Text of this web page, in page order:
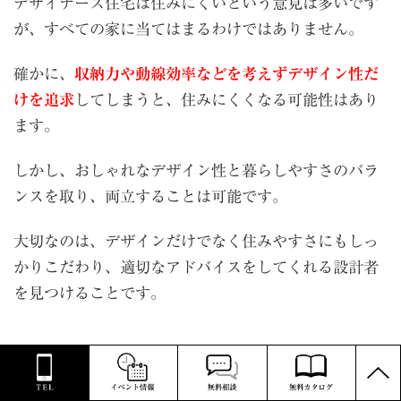
デザイナーズ住宅は住みにくいという意見は多いです
が、すべての家に当てはまるわけではありません。
確かに、 収納力や動線効率などを考えずデザイン性だ
けを追求 してしまうと、住みにくくなる可能性はあり
ます。
しかし、おしゃれなデザイン性と暮らしやすさのバラ
ンスを取り、両立することは可能です。
大切なのは、デザインだけでなく住みやすさにもしっ
かりこだわり、適切なアドバイスをしてくれる設計者
を見つけることです。
TOP